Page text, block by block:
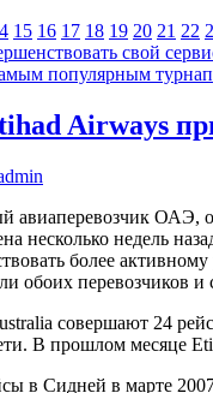
15 16 17 18 19 20 21 22
свой
популярным
Airways
авиаперевозчик ОАЭ,
несколько недель
более
обоих перевозчиков
совершают 24
В прошлом месяце
в Сидней в марте